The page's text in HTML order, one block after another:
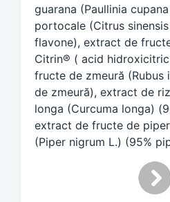
guarana (Paullinia
portocale (Citrus
flavone), extract de
Citrin® ( acid
fructe de zmeură (Rubus
de zmeură), extract de
longa (Curcuma longa)
extract de fructe de
(Piper nigrum L.) (95%